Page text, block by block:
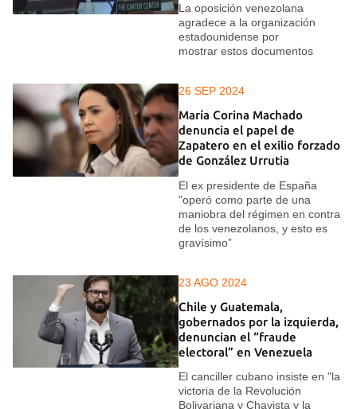
La oposición venezolana
agradece a la organización
estadounidense por
mostrar estos documentos
26 SEP 2024
María Corina Machado
denuncia el papel de
Zapatero en el exilio forzado
de González Urrutia
El ex presidente de España
"operó como parte de una
maniobra del régimen en contra
de los venezolanos, y esto es
gravísimo”
23 AGO 2024
Chile y Guatemala,
gobernados por la izquierda,
denuncian el “fraude
electoral” en Venezuela
El canciller cubano insiste en "la
victoria de la Revolución
Bolivariana y Chavista y la